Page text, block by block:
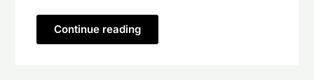
Continue reading